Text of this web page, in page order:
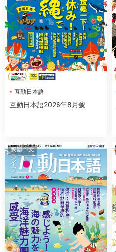
互動日本語
互動日本語2026年8月號
繁體中文